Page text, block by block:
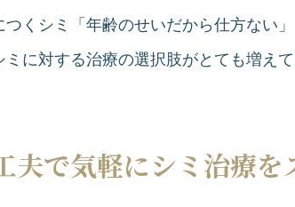
くシミ「年齢のせいだから仕方ない
に対する治療の選択肢がとても増え
夫で気軽にシミ治療を